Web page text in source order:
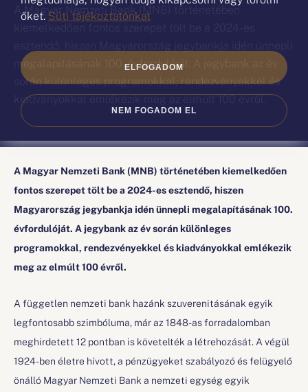
őket. Süti tájékoztatónkat
NEM FOGADOM EL
ELFOGADOM
A Magyar Nemzeti Bank (MNB) történetében
kiemelkedően fontos szerepet tölt be a 2024-es
megalapításának 100. évfordulóját. A jegybank az év
során különleges programokkal, rendezvényekkel és
kiadványokkal emlékezik meg az elmúlt 100 évről.
A Magyar Nemzeti Bank (MNB) történetében kiemelkedően
fontos szerepet tölt be a 2024-es esztendő, hiszen
Magyarország jegybankja idén ünnepli megalapításának 100.
évfordulóját. A jegybank az év során különleges
programokkal, rendezvényekkel és kiadványokkal emlékezik
meg az elmúlt 100 évről.
A független nemzeti bank hazánk szuverenitásának egyik
legfontosabb szimbóluma, már az 1848-as forradalomban
meghirdetett 12 pontban is követelték a létrehozását. A végül
1924-ben életre hívott, a pénzügyeket szabályozó és felügyelő
önálló Magyar Nemzeti Bank a nemzeti egység egyik